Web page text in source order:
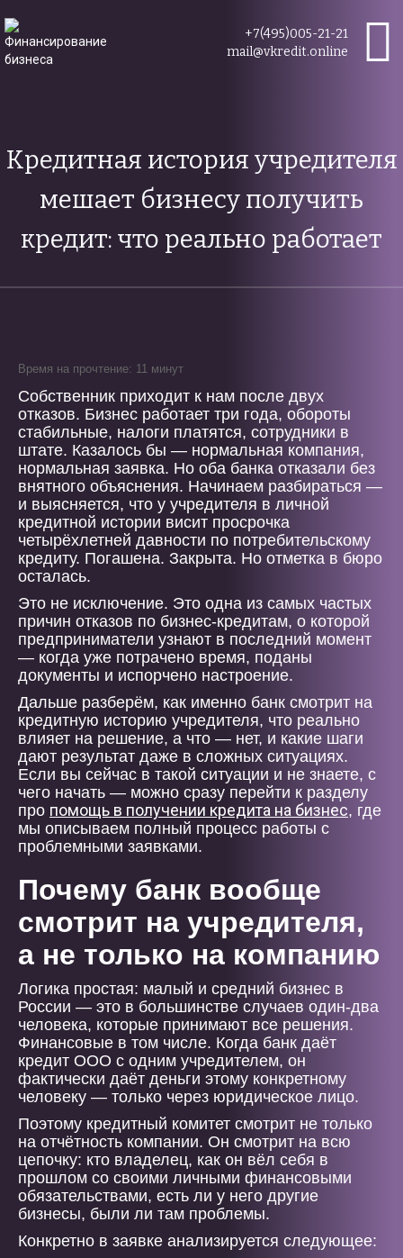
+7(495)005-21-21
mail@vkredit.online
Кредитная история учредителя
мешает бизнесу получить
кредит: что реально работает
Время на прочтение: 11 минут
Собственник приходит к нам после двух
отказов. Бизнес работает три года, обороты
стабильные, налоги платятся, сотрудники в
штате. Казалось бы — нормальная компания,
нормальная заявка. Но оба банка отказали без
внятного объяснения. Начинаем разбираться —
и выясняется, что у учредителя в личной
кредитной истории висит просрочка
четырёхлетней давности по потребительскому
кредиту. Погашена. Закрыта. Но отметка в бюро
осталась.
Это не исключение. Это одна из самых частых
причин отказов по бизнес-кредитам, о которой
предприниматели узнают в последний момент
— когда уже потрачено время, поданы
документы и испорчено настроение.
Дальше разберём, как именно банк смотрит на
кредитную историю учредителя, что реально
влияет на решение, а что — нет, и какие шаги
дают результат даже в сложных ситуациях.
Если вы сейчас в такой ситуации и не знаете, с
чего начать — можно сразу перейти к разделу
про помощь в получении кредита на бизнес, где
мы описываем полный процесс работы с
проблемными заявками.
Почему банк вообще
смотрит на учредителя,
а не только на компанию
Логика простая: малый и средний бизнес в
России — это в большинстве случаев один-два
человека, которые принимают все решения.
Финансовые в том числе. Когда банк даёт
кредит ООО с одним учредителем, он
фактически даёт деньги этому конкретному
человеку — только через юридическое лицо.
Поэтому кредитный комитет смотрит не только
на отчётность компании. Он смотрит на всю
цепочку: кто владелец, как он вёл себя в
прошлом со своими личными финансовыми
обязательствами, есть ли у него другие
бизнесы, были ли там проблемы.
Конкретно в заявке анализируется следующее: